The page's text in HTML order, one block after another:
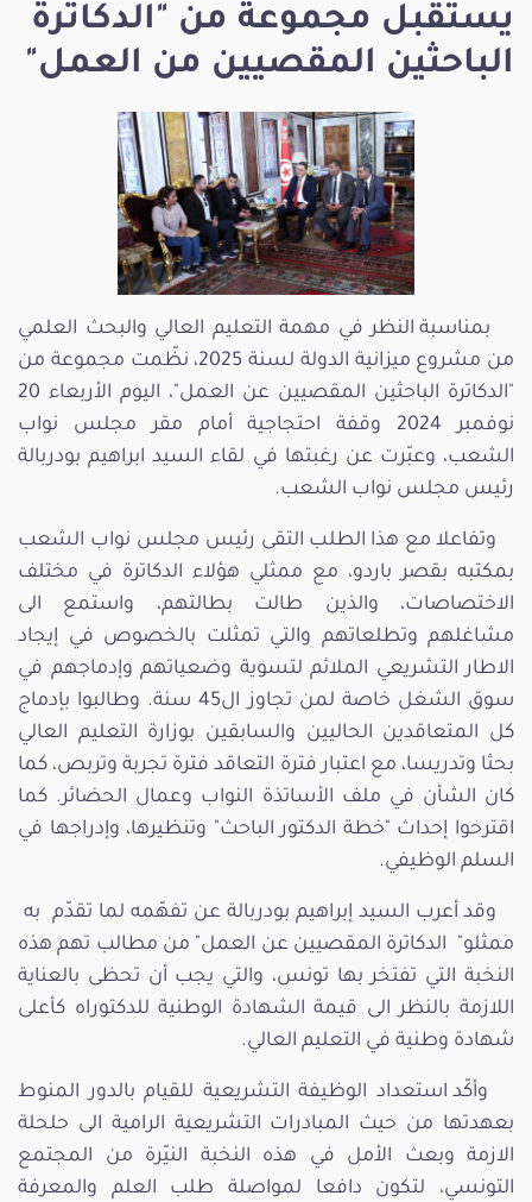
يستقبل مجموعة من "الدكاترة
الباحثين المقصيين من العمل"
بمناسبة النظر في مهمة التعليم العالي والبحث العلمي
من مشروع ميزانية الدولة لسنة 2025، نظّمت مجموعة من
"الدكاترة الباحثين المقصيين عن العمل"، اليوم الأربعاء 20
نوفمبر 2024 وقفة احتجاجية أمام مقر مجلس نواب
الشعب، وعبّرت عن رغبتها في لقاء السيد ابراهيم بودربالة
رئيس مجلس نواب الشعب.
وتفاعلا مع هذا الطلب التقى رئيس مجلس نواب الشعب
بمكتبه بقصر باردو، مع ممثلي هؤلاء الدكاترة في مختلف
الاختصاصات، والذين طالت بطالتهم، واستمع الى
مشاغلهم وتطلعاتهم والتي تمثلت بالخصوص في إيجاد
الاطار التشريعي الملائم لتسوية وضعياتهم وإدماجهم في
سوق الشغل خاصة لمن تجاوز ال45 سنة. وطالبوا بإدماج
كل المتعاقدين الحاليين والسابقين بوزارة التعليم العالي
بحثا وتدريسا، مع اعتبار فترة التعاقد فترة تجربة وتربص، كما
كان الشأن في ملف الأساتذة النواب وعمال الحضائر. كما
اقترحوا إحداث "خطة الدكتور الباحث" وتنظيرها، وإدراجها في
السلم الوظيفي.
وقد أعرب السيد إبراهيم بودربالة عن تفهّمه لما تقدّم به
ممثلو" الدكاترة المقصيين عن العمل" من مطالب تهم هذه
النخبة التي تفتخر بها تونس، والتي يجب أن تحظى بالعناية
اللازمة بالنظر الى قيمة الشهادة الوطنية للدكتوراه كأعلى
شهادة وطنية في التعليم العالي.
وأكّد استعداد الوظيفة التشريعية للقيام بالدور المنوط
بعهدتها من حيث المبادرات التشريعية الرامية الى حلحلة
الازمة وبعث الأمل في هذه النخبة النيّرة من المجتمع
التونسي، لتكون دافعا لمواصلة طلب العلم والمعرفة